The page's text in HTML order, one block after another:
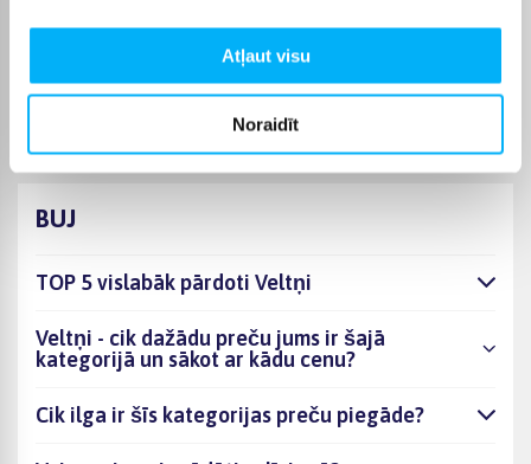
Atļaut visu
Noraidīt
BIGBOX priekšrocības
BIGBOX piedāvā plašu skrituļslidu un slidu izvēli internetā –
viegli atradīsiet sev piemērotu modeli.
BUJ
TOP 5 vislabāk pārdoti Veltņi
Veltņi - cik dažādu preču jums ir šajā
kategorijā un sākot ar kādu cenu?
Cik ilga ir šīs kategorijas preču piegāde?